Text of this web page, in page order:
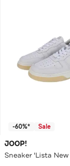
-60%* Sale
JOOP!